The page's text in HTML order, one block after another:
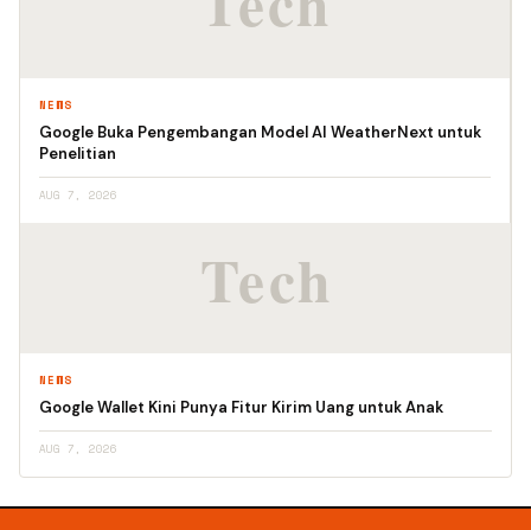
NEWS
Google Buka Pengembangan Model AI WeatherNext untuk
Penelitian
AUG 7, 2026
NEWS
Google Wallet Kini Punya Fitur Kirim Uang untuk Anak
AUG 7, 2026